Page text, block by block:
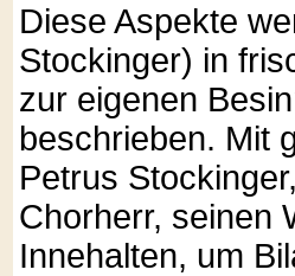
Diese Aspekte
Stockinger) in
zur eigenen
beschrieben. Mit
Petrus
Chorherr, seinen
Innehalten, um